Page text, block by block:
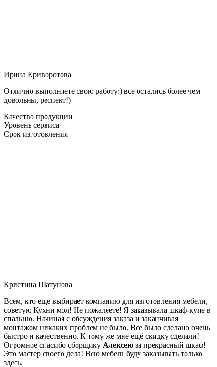
Ирина Криворотова
Отлично выполняете свою работу:) все остались более чем
довольны, респект!)
Качество продукции
Уровень сервиса
Срок изготовления
Кристина Шатунова
Всем, кто еще выбирает компанию для изготовления мебели,
советую Кухни мол! Не пожалеете! Я заказывала шкаф-купе в
спальню. Начиная с обсуждения заказа и заканчивая
монтажом никаких проблем не было. Все было сделано очень
быстро и качественно. К тому же мне ещё скидку сделали!
Огромное спасибо сборщику Алексею за прекрасный шкаф!
Это мастер своего дела! Всю мебель буду заказывать только
здесь.